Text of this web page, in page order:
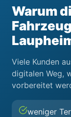
Warum
Viele Kunden
digitalen Weg,
vorbereitet
weniger